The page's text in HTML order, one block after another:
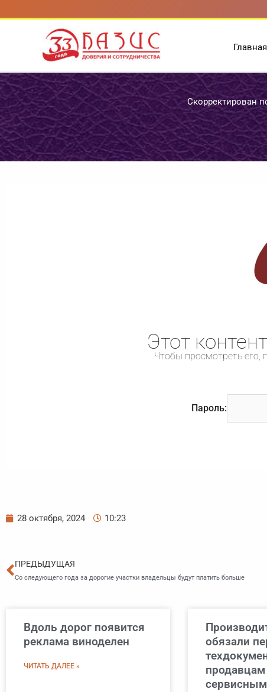
к
содержимому
Главная
Скорректирован
Этот
Чтобы просмотреть его,
Пароль:
28 октября, 2024 10:23
Пред
ПРЕДЫДУЩАЯ
Со следующего года за дорогие участки владельцы будут платить больше
Вдоль дорог появится
реклама виноделен
ЧИТАТЬ ДАЛЕЕ »
обязали
продавцам